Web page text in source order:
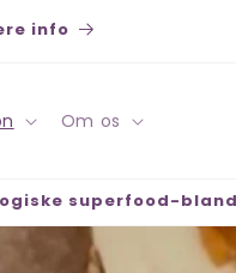
Kort, PayPal - Hurtige
30 dage
Om os
superfood-